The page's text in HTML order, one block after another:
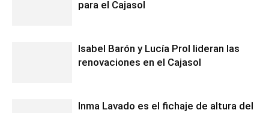
para el Cajasol
Isabel Barón y Lucía Prol lideran las
renovaciones en el Cajasol
Inma Lavado es el fichaje de altura del